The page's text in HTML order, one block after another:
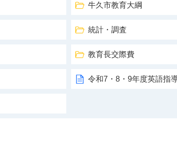
牛久市教育大綱
統計・調査
教育長交際費
令和7・8・9年度英語指